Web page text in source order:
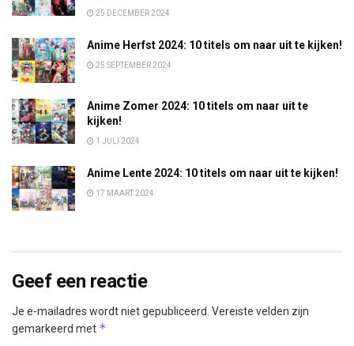
25 DECEMBER 2024
Anime Herfst 2024: 10 titels om naar uit te kijken!
25 SEPTEMBER 2024
Anime Zomer 2024: 10 titels om naar uit te
kijken!
1 JULI 2024
Anime Lente 2024: 10 titels om naar uit te kijken!
17 MAART 2024
Geef een reactie
Je e-mailadres wordt niet gepubliceerd. Vereiste velden zijn
gemarkeerd met *